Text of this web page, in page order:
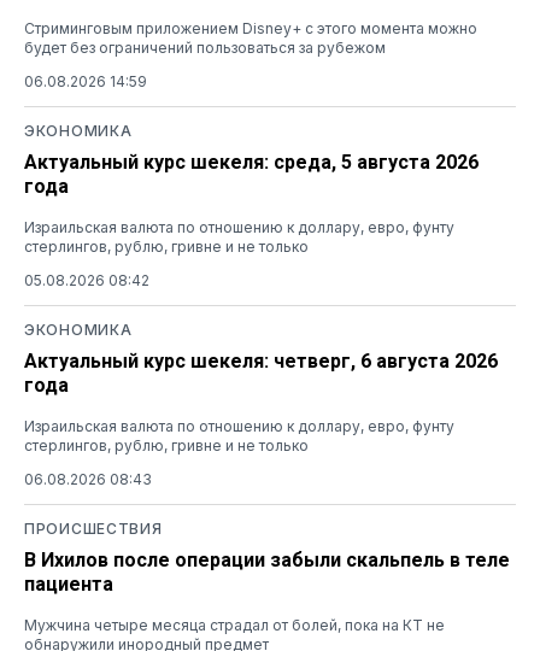
Стриминговым приложением Disney+ с этого момента можно
будет без ограничений пользоваться за рубежом
06.08.2026 14:59
ЭКОНОМИКА
Актуальный курс шекеля: среда, 5 августа 2026
года
Израильская валюта по отношению к доллару, евро, фунту
стерлингов, рублю, гривне и не только
05.08.2026 08:42
ЭКОНОМИКА
Актуальный курс шекеля: четверг, 6 августа 2026
года
Израильская валюта по отношению к доллару, евро, фунту
стерлингов, рублю, гривне и не только
06.08.2026 08:43
ПРОИСШЕСТВИЯ
В Ихилов после операции забыли скальпель в теле
пациента
Мужчина четыре месяца страдал от болей, пока на КТ не
обнаружили инородный предмет